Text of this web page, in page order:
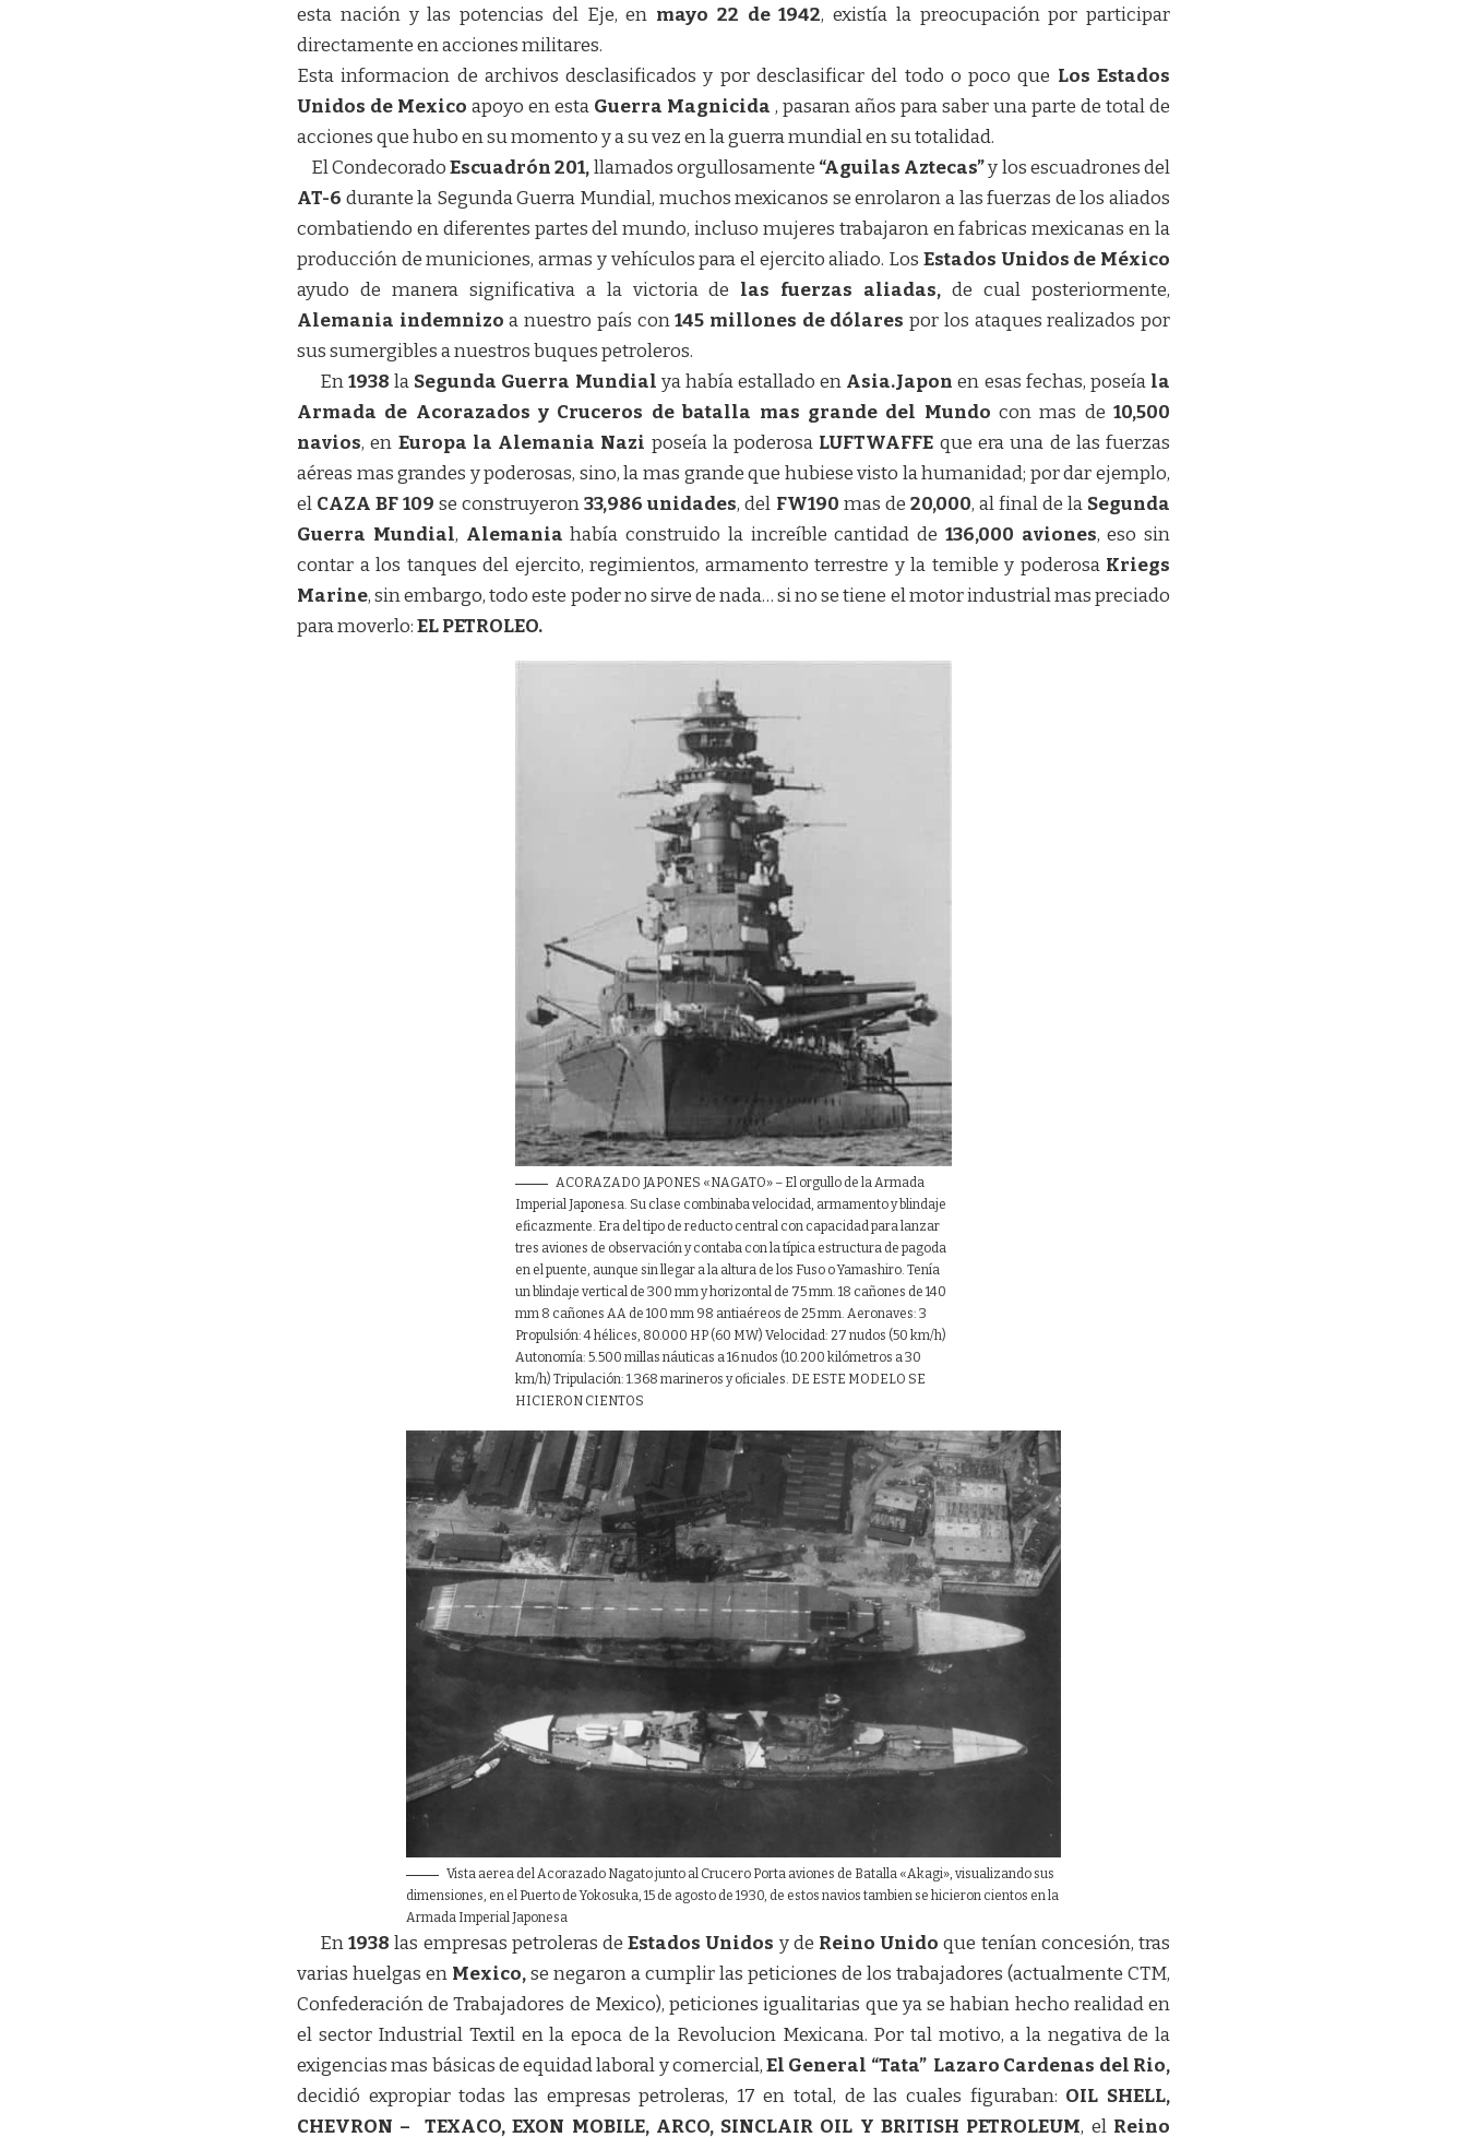
esta nación y las potencias del Eje, en mayo 22 de 1942, existía la preocupación por participar
directamente en acciones militares.
Esta informacion de archivos desclasificados y por desclasificar del todo o poco que Los Estados
Unidos de Mexico apoyo en esta Guerra Magnicida , pasaran años para saber una parte de total de
acciones que hubo en su momento y a su vez en la guerra mundial en su totalidad.
El CondecoradoEscuadrón 201,llamados orgullosamente “Aguilas Aztecas”y los escuadrones del
AT-6 durante la Segunda Guerra Mundial, muchos mexicanos se enrolaron a las fuerzas de los aliados
combatiendo en diferentes partes del mundo, incluso mujeres trabajaron en fabricas mexicanas en la
producción de municiones, armas y vehículos para el ejercito aliado. Los Estados Unidos de México
ayudo de manera significativa a la victoria de las fuerzas aliadas, de cual posteriormente,
Alemania indemnizo a nuestro país con145 millones de dólares por los ataques realizados por
sus sumergibles a nuestros buques petroleros.
En1938 la Segunda Guerra Mundial ya había estallado en Asia.Japon en esas fechas, poseía la
Armada de Acorazados y Cruceros de batalla mas grande del Mundo con mas de10,500
navios, en Europa la Alemania Nazi poseía la poderosa LUFTWAFFE que era una de las fuerzas
aéreas mas grandes y poderosas, sino, la mas grande que hubiese visto la humanidad; por dar ejemplo,
el CAZABF 109 se construyeron33,986 unidades, del FW190 mas de 20,000, al final de la Segunda
Guerra Mundial, Alemania había construido la increíble cantidad de 136,000 aviones, eso sin
contar a los tanques del ejercito, regimientos, armamento terrestre y la temible y poderosa Kriegs
Marine, sin embargo, todo este poder no sirve de nada… si no se tiene el motor industrial mas preciado
para moverlo:EL PETROLEO.
ACORAZADO JAPONES «NAGATO» – El orgullo de la Armada
Imperial Japonesa. Su clase combinaba velocidad, armamento y blindaje
eficazmente. Era del tipo de reducto central con capacidad para lanzar
tres aviones de observación y contaba con la típica estructura de pagoda
en el puente, aunque sin llegar a la altura de los Fuso o Yamashiro. Tenía
un blindaje vertical de 300 mm y horizontal de 75 mm. 18 cañones de 140
mm 8 cañones AA de 100 mm 98 antiaéreos de 25 mm. Aeronaves: 3
Propulsión: 4 hélices, 80.000 HP (60 MW) Velocidad: 27 nudos (50 km/h)
Autonomía: 5.500 millas náuticas a 16 nudos (10.200 kilómetros a 30
km/h) Tripulación: 1.368 marineros y oficiales. DE ESTE MODELO SE
HICIERON CIENTOS
Vista aerea del Acorazado Nagato junto al Crucero Porta aviones de Batalla «Akagi», visualizando sus
dimensiones, en el Puerto de Yokosuka, 15 de agosto de 1930, de estos navios tambien se hicieron cientos en la
Armada Imperial Japonesa
En1938las empresas petroleras deEstados Unidos y de Reino Unido que tenían concesión, tras
varias huelgas en Mexico,se negaron a cumplir las peticiones de los trabajadores (actualmente CTM,
Confederación de Trabajadores de Mexico), peticiones igualitarias que ya se habian hecho realidad en
el sector Industrial Textil en la epoca de la Revolucion Mexicana. Por tal motivo, a la negativa de la
exigencias mas básicas de equidad laboral y comercial,El General “Tata” Lazaro Cardenas del Rio,
decidió expropiar todas las empresas petroleras, 17 en total, de las cuales figuraban: OIL SHELL,
CHEVRON – TEXACO, EXON MOBILE, ARCO, SINCLAIR OIL Y BRITISH PETROLEUM, el Reino